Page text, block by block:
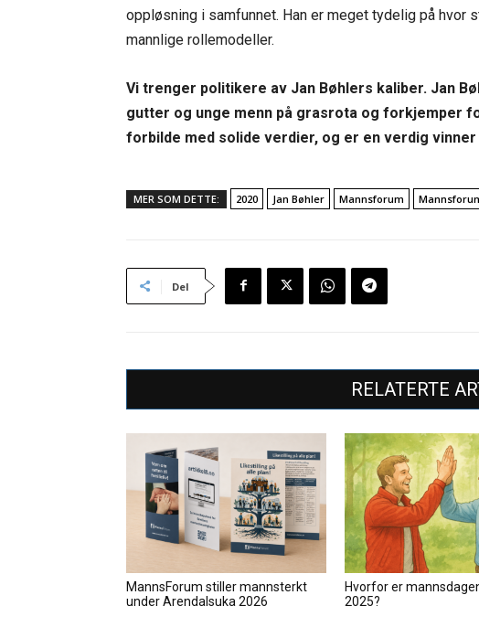
oppløsning i samfunnet. Han er meget tydelig på hvor
mannlige rollemodeller.
Vi trenger politikere av Jan Bøhlers kaliber. Jan
gutter og unge menn på grasrota og forkjemper
forbilde med solide verdier, og er en verdig vinner
MER SOM DETTE: 2020 Jan Bøhler Mannsforum
Del
RELATERTE
MannsForum stiller mannsterkt
under Arendalsuka 2026
Hvorfor er
2025?